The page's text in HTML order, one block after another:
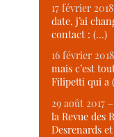
17 février
date, j’ai
contact : (…)
16 février
mais c’est
Filipetti qui a
29 août 2017
la Revue des
Desrenards